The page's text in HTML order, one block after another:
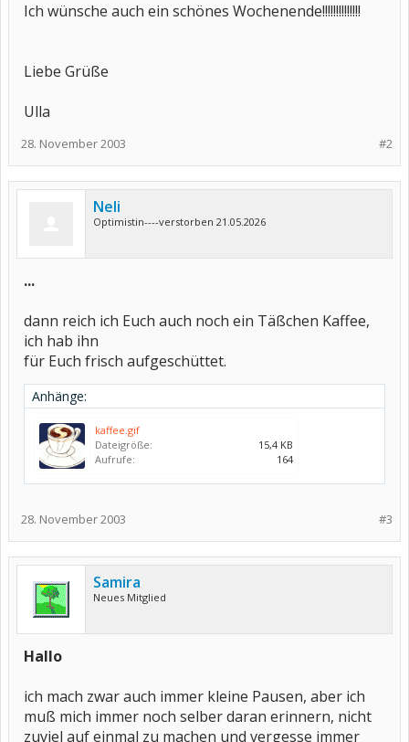
Ich wünsche auch ein schönes Wochenende!!!!!!!!!!!!!!
Liebe Grüße
Ulla
#2
28. November 2003
Neli
Optimistin----verstorben 21.05.2026
...
dann reich ich Euch auch noch ein Täßchen Kaffee,
ich hab ihn
für Euch frisch aufgeschüttet.
Anhänge:
kaffee.gif
Dateigröße:
15,4 KB
Aufrufe:
164
#3
28. November 2003
Samira
Neues Mitglied
Hallo
ich mach zwar auch immer kleine Pausen, aber ich
muß mich immer noch selber daran erinnern, nicht
zuviel auf einmal zu machen und vergesse immer